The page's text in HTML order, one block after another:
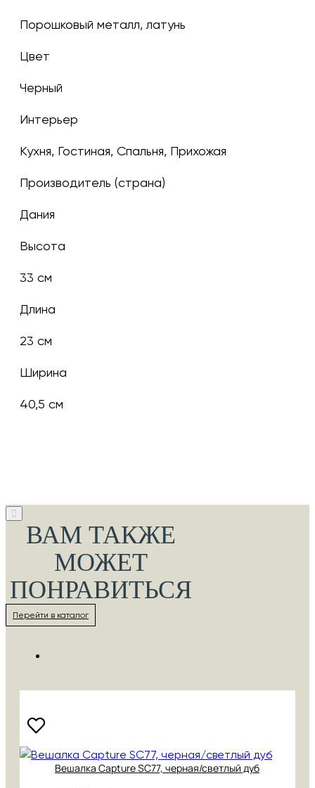
Порошковый металл, латунь
Цвет
черный
Интерьер
Кухня, Гостиная, Спальня, Прихожая
Производитель (страна)
Дания
Высота
33 см
Длина
23 см
Ширина
40,5 см
ВАМ ТАКЖЕ
МОЖЕТ
ПОНРАВИТЬСЯ
Перейти в каталог
Вешалка Capture SC77, черная/светлый дуб